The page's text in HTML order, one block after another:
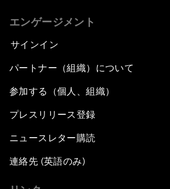
エンゲージメント
サインイン
パートナー（組織）について
参加する（個人、組織）
プレスリリース登録
ニュースレター購読
連絡先 (英語のみ)